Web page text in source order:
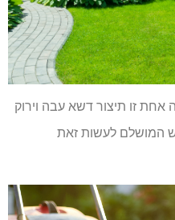
זו תיצור דשא עבה וירוק
המושלם לעשות זאת